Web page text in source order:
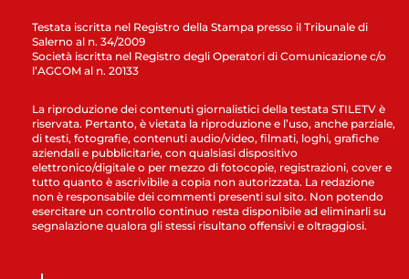
Testata iscritta nel Registro della Stampa presso il Tribunale di
Salerno al n. 34/2009
Società iscritta nel Registro degli Operatori di Comunicazione c/o
l’AGCOM al n. 20133
La riproduzione dei contenuti giornalistici della testata STILETV è
riservata. Pertanto, è vietata la riproduzione e l’uso, anche parziale,
di testi, fotografie, contenuti audio/video, filmati, loghi, grafiche
aziendali e pubblicitarie, con qualsiasi dispositivo
elettronico/digitale o per mezzo di fotocopie, registrazioni, cover e
tutto quanto è ascrivibile a copia non autorizzata. La redazione
non è responsabile dei commenti presenti sul sito. Non potendo
esercitare un controllo continuo resta disponibile ad eliminarli su
segnalazione qualora gli stessi risultano offensivi e oltraggiosi.